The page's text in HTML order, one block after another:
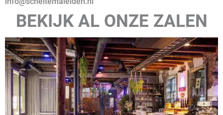
BEKIJK AL ONZE ZALEN